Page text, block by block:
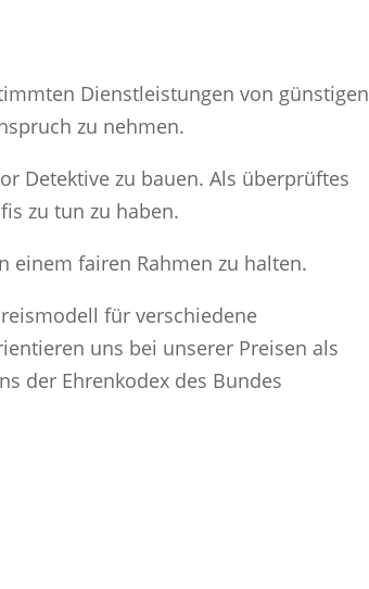
Dienstleistungen von günstigen
zu nehmen.
Detektive zu bauen. Als überprüftes
zu tun zu haben.
einem fairen Rahmen zu halten.
für verschiedene
uns bei unserer Preisen als
der Ehrenkodex des Bundes